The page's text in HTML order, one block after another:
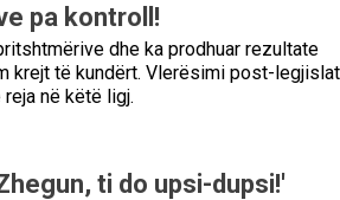
pa kontroll!
dhe ka prodhuar rezultate
krejt të kundërt. Vlerësimi post-
në këtë ligj.
ti do upsi-dupsi!'